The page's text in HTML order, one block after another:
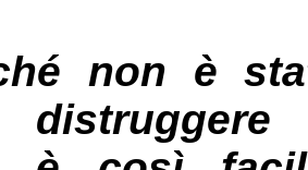
non è
distruggere